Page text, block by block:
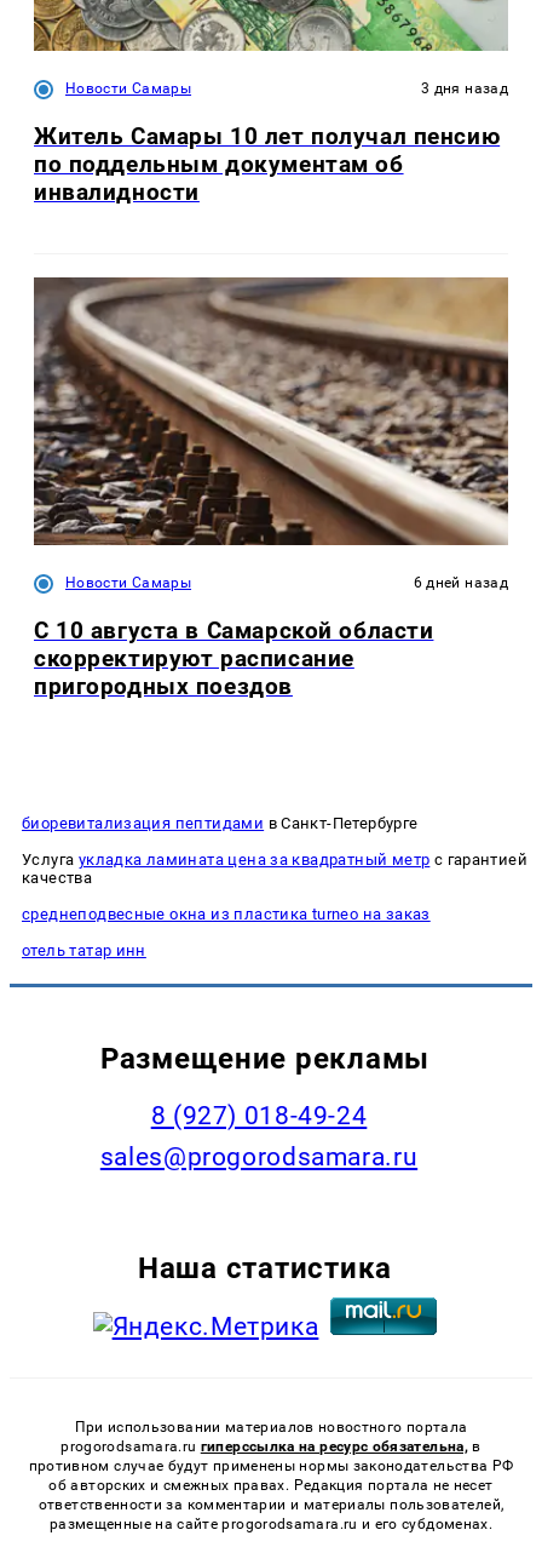
Новости Самары 3 дня назад
Житель Самары 10 лет получал пенсию
по поддельным документам об
инвалидности
Новости Самары 6 дней назад
С 10 августа в Самарской области
скорректируют расписание
пригородных поездов
биоревитализация пептидами в Санкт-Петербурге
Услуга укладка ламината цена за квадратный метр с гарантией
качества
среднеподвесные окна из пластика turneo на заказ
отель татар инн
Размещение рекламы
8 (927) 018-49-24
sales@progorodsamara.ru
Наша статистика
При использовании материалов новостного портала
progorodsamara.ru гиперссылка на ресурс обязательна, в
противном случае будут применены нормы законодательства РФ
об авторских и смежных правах. Редакция портала не несет
ответственности за комментарии и материалы пользователей,
размещенные на сайте progorodsamara.ru и его субдоменах.